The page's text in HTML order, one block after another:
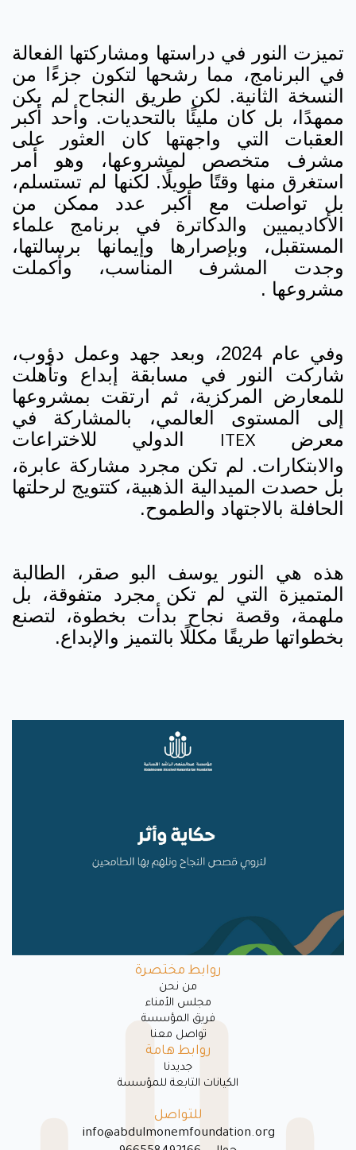
تميزت النور في دراستها ومشاركتها الفعالة
في البرنامج، مما رشحها لتكون جزءًا من
النسخة الثانية. لكن طريق النجاح لم يكن
ممهدًا، بل كان مليئًا بالتحديات. وأحد أكبر
العقبات التي واجهتها كان العثور على
مشرف متخصص لمشروعها، وهو أمر
استغرق منها وقتًا طويلًا. لكنها لم تستسلم،
بل تواصلت مع أكبر عدد ممكن من
الأكاديميين والدكاترة في برنامج علماء
المستقبل، وبإصرارها وإيمانها برسالتها،
وجدت المشرف المناسب، وأكملت
مشروعها .
وفي عام 2024، وبعد جهد وعمل دؤوب،
شاركت النور في مسابقة إبداع وتأهلت
للمعارض المركزية، ثم ارتقت بمشروعها
إلى المستوى العالمي، بالمشاركة في
معرض ITEX
الدولي للاختراعات
والابتكارات. لم تكن مجرد مشاركة عابرة،
بل حصدت الميدالية الذهبية، كتتويج لرحلتها
الحافلة بالاجتهاد والطموح.
هذه هي النور يوسف البو صقر، الطالبة
المتميزة التي لم تكن مجرد متفوقة، بل
ملهمة، وقصة نجاح بدأت بخطوة، لتصنع
بخطواتها طريقًا مكللًا بالتميز والإبداع.
روابط مختصرة
ﻣﻦ ﻧﺤﻦ
مجلس الأمناء
فريق المؤسسة
تواصل معنا
روابط هامة
جديدنا
الكيانات التابعة للمؤسسة
للتواصل
info@abdulmonemfoundation.org